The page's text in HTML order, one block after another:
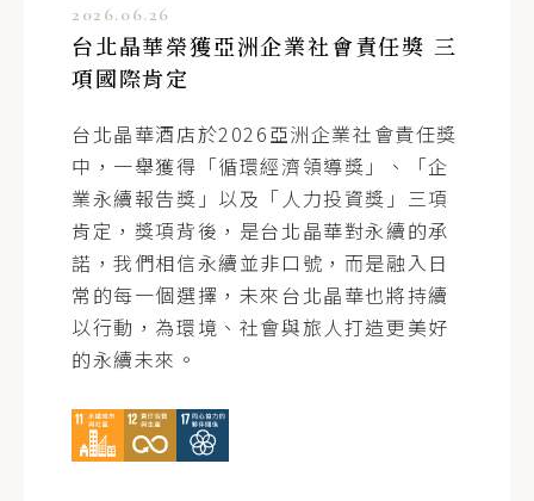
2026.06.26
台北晶華榮獲亞洲企業社會責任獎 三
項國際肯定
台北晶華酒店於2026亞洲企業社會責任獎
中，一舉獲得「循環經濟領導獎」、「企
業永續報告獎」以及「人力投資獎」三項
肯定，獎項背後，是台北晶華對永續的承
諾，我們相信永續並非口號，而是融入日
常的每一個選擇，未來台北晶華也將持續
以行動，為環境、社會與旅人打造更美好
的永續未來。